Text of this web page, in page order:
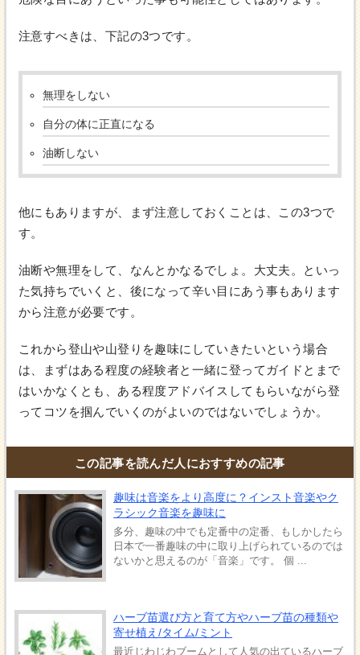
注意すべきは、下記の3つです。
無理をしない
自分の体に正直になる
油断しない
他にもありますが、まず注意しておくことは、この3つで
す。
油断や無理をして、なんとかなるでしょ。大丈夫。といっ
た気持ちでいくと、後になって辛い目にあう事もあります
から注意が必要です。
これから登山や山登りを趣味にしていきたいという場合
は、まずはある程度の経験者と一緒に登ってガイドとまで
はいかなくとも、ある程度アドバイスしてもらいながら登
ってコツを掴んでいくのがよいのではないでしょうか。
この記事を読んだ人におすすめの記事
趣味は音楽をより高度に？インスト音楽やク
ラシック音楽を趣味に
多分、趣味の中でも定番中の定番、もしかしたら
日本で一番趣味の中に取り上げられているのでは
ないかと思えるのが「音楽」です。 個 ...
ハーブ苗選び方と育て方やハーブ苗の種類や
寄せ植え/タイム/ミント
最近じわじわブームとして人気の出ているハーブ